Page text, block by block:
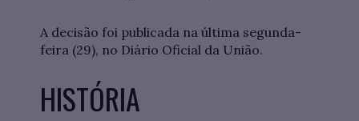
A decisão foi publicada na última segunda-
feira (29), no Diário Oficial da União.
HISTÓRIA